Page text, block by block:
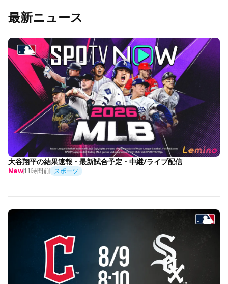
最新ニュース
大谷翔平の結果速報・最新試合予定・中継/ライブ配信
New11時間前 スポーツ